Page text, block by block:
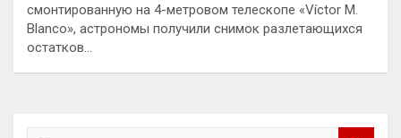
смонтированную на 4-метровом телескопе «Víctor M.
Blanco», астрономы получили снимок разлетающихся
остатков…